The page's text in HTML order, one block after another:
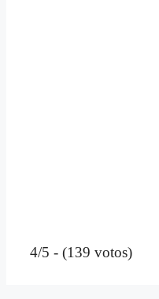
4/5 - (139 votos)